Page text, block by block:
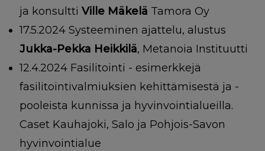
ja konsultti Ville Mäkelä Tamora Oy
17.5.2024 Systeeminen ajattelu, alustus
Jukka-Pekka Heikkilä, Metanoia Instituutti
12.4.2024 Fasilitointi - esimerkkejä
fasilitointivalmiuksien kehittämisestä ja -
pooleista kunnissa ja hyvinvointialueilla.
Caset Kauhajoki, Salo ja Pohjois-Savon
hyvinvointialue